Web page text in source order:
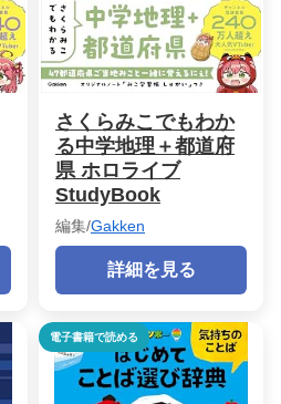
さくらみこでもわか
る中学地理＋都道府
県 ホロライブ
StudyBook
編集/Gakken
詳細を見る
電子書籍で読める